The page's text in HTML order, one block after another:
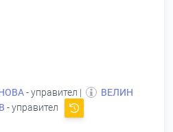
- управител |
ВЕЛИН
- управител